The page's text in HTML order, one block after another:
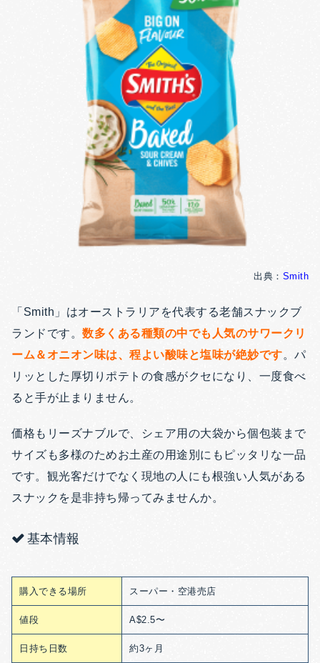
出典： Smith
「Smith」はオーストラリアを代表する老舗スナックブ
ランドです。 数多くある種類の中でも人気のサワークリ
ーム＆オニオン味は、程よい酸味と塩味が絶妙です。パ
リッとした厚切りポテトの食感がクセになり、一度食べ
ると手が止まりません。
価格もリーズナブルで、シェア用の大袋から個包装まで
サイズも多様のためお土産の用途別にもピッタリな一品
です。観光客だけでなく現地の人にも根強い人気がある
スナックを是非持ち帰ってみませんか。
基本情報
購入できる場所 スーパー・空港売店
値段 A$2.5〜
日持ち日数 約3ヶ月